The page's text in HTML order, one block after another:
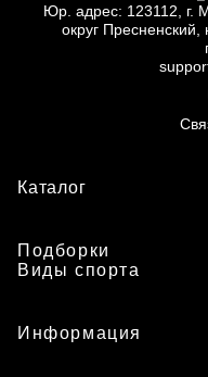
Юр. адрес: 123112, г.
округ Пресненский,
Каталог
Подборки
Виды спорта
Информация